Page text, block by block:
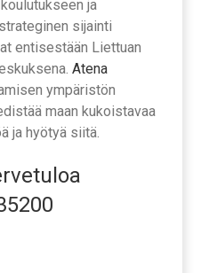
ja
sijainti
entisestään Liettuan
Atena
ympäristön
maan kukoistavaa
ja hyötyä siitä.